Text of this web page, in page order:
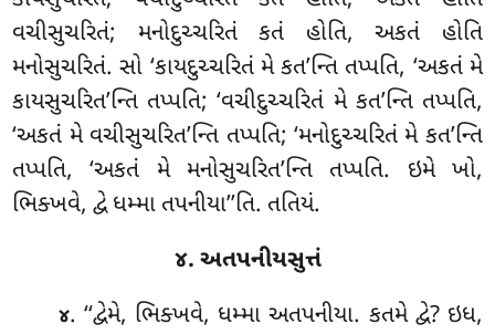
વચીસુચરિતં; મનોદુચ્ચરિતં કતં હોતિ, અકતં હોતિ
મનોસુચરિતં. સો ‘કાયદુચ્ચરિતં મે કત’ન્તિ તપ્પતિ, ‘અકતં મે
કાયસુચરિત’ન્તિ તપ્પતિ; ‘વચીદુચ્ચરિતં મે કત’ન્તિ તપ્પતિ,
‘અકતં મે વચીસુચરિત’ન્તિ તપ્પતિ; ‘મનોદુચ્ચરિતં મે કત’ન્તિ
તપ્પતિ, ‘અકતં મે મનોસુચરિત’ન્તિ તપ્પતિ. ઇમે ખો,
ભિક્ખવે, દ્વે ધમ્મા તપનીયા’’તિ. તતિયં.
૪. અતપનીયસુત્તં
૪. ‘‘દ્વેમે, ભિક્ખવે, ધમ્મા અતપનીયા. કતમે દ્વે? ઇધ,